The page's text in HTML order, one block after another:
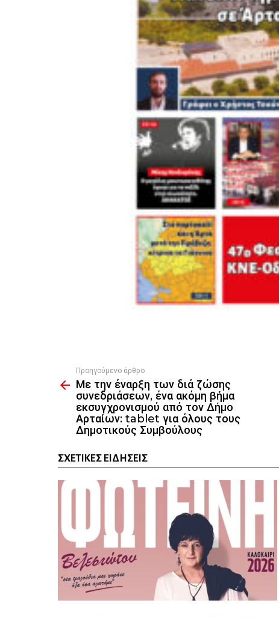
more
Προηγούμενο άρθρο
Με την έναρξη των διά ζώσης
συνεδριάσεων, ένα ακόμη βήμα
εκσυγχρονισμού από τον Δήμο
Αρταίων: tablet για όλους τους
Δημοτικούς Συμβούλους
ΣΧΕΤΙΚΈΣ ΕΙΔΉΣΕΙΣ